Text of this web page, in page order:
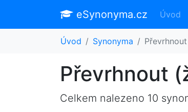
eSynonyma.cz Úvod
Úvod Synonyma
Převrhnout
Celkem nalezeno 10